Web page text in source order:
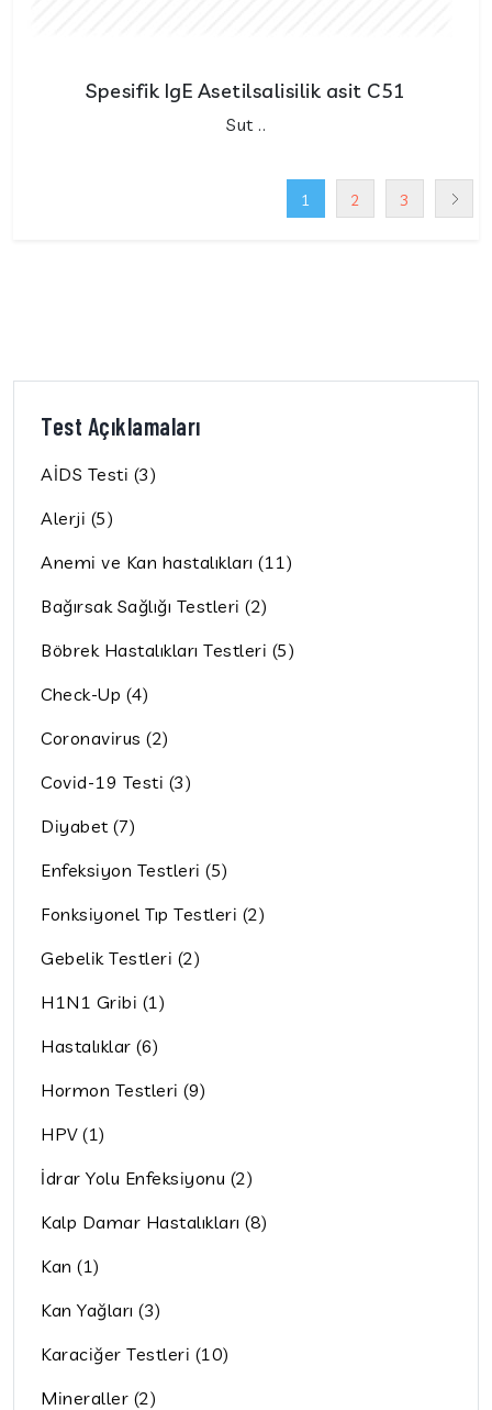
Spesifik IgE Asetilsalisilik asit C51
Sut ..
1 2 3
Test Açıklamaları
AİDS Testi (3)
Alerji (5)
Anemi ve Kan hastalıkları (11)
Bağırsak Sağlığı Testleri (2)
Böbrek Hastalıkları Testleri (5)
Check-Up (4)
Coronavirus (2)
Covid-19 Testi (3)
Diyabet (7)
Enfeksiyon Testleri (5)
Fonksiyonel Tıp Testleri (2)
Gebelik Testleri (2)
H1N1 Gribi (1)
Hastalıklar (6)
Hormon Testleri (9)
HPV (1)
İdrar Yolu Enfeksiyonu (2)
Kalp Damar Hastalıkları (8)
Kan (1)
Kan Yağları (3)
Karaciğer Testleri (10)
Mineraller (2)